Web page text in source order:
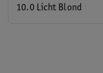
10.0 Licht Blond